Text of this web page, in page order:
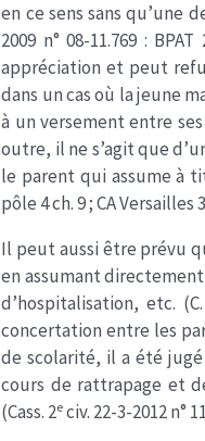
en ce sens sans qu’une
2009 n° 08-11.769 :
appréciation et peut
dans un cas où la jeune
à un versement entre
outre, il ne s’agit que
le parent qui assume à
pôle 4 ch. 9 ; CA Versailles
Il peut aussi être prévu
en assumant
d’hospitalisation, etc.
concertation entre les
de scolarité, il a été
cours de rattrapage et
(Cass. 2eciv. 22-3-2012 n°